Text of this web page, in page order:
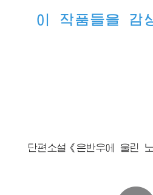
이 작품들을 감
단편소설《은반우에 울린